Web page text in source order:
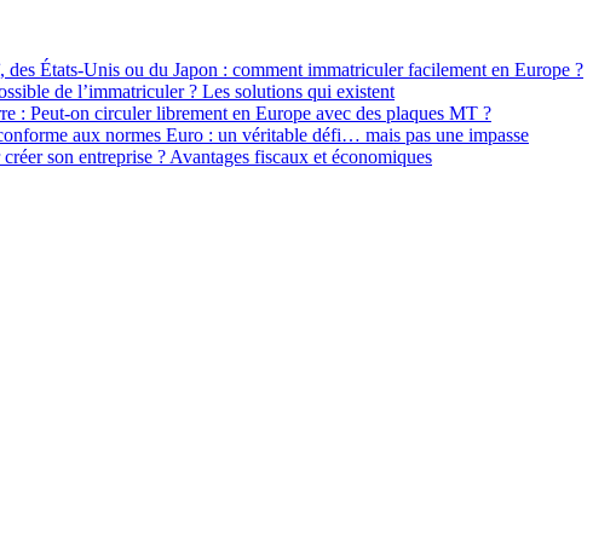
États-Unis ou du Japon : comment immatriculer facilement en Europe ?
de l’immatriculer ? Les solutions qui existent
: Peut-on circuler librement en Europe avec des plaques MT ?
aux normes Euro : un véritable défi… mais pas une impasse
son entreprise ? Avantages fiscaux et économiques